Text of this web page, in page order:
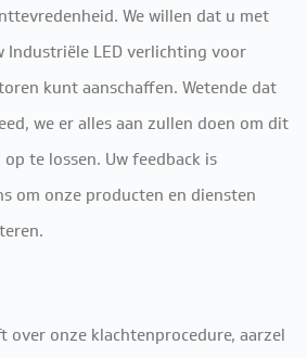
We willen dat u met
Industriële LED verlichting voor
kunt aanschaffen. Wetende dat
we er alles aan zullen doen om dit
te lossen. Uw feedback is
om onze producten en diensten
over onze klachtenprocedure, aarzel